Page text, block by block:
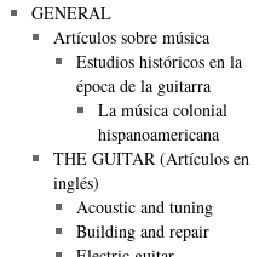
GENERAL
Artículos sobre música
Estudios históricos en la
época de la guitarra
La música colonial
hispanoamericana
THE GUITAR (Artículos en
inglés)
Acoustic and tuning
Building and repair